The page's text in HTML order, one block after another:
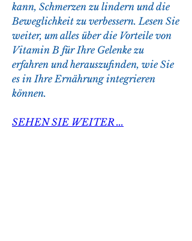
kann, Schmerzen zu lindern und die
Beweglichkeit zu verbessern. Lesen Sie
weiter, um alles über die Vorteile von
Vitamin B für Ihre Gelenke zu
erfahren und herauszufinden, wie Sie
es in Ihre Ernährung integrieren
können.
SEHEN SIE WEITER ...